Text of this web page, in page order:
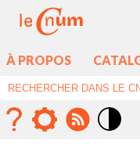
À PROPOS